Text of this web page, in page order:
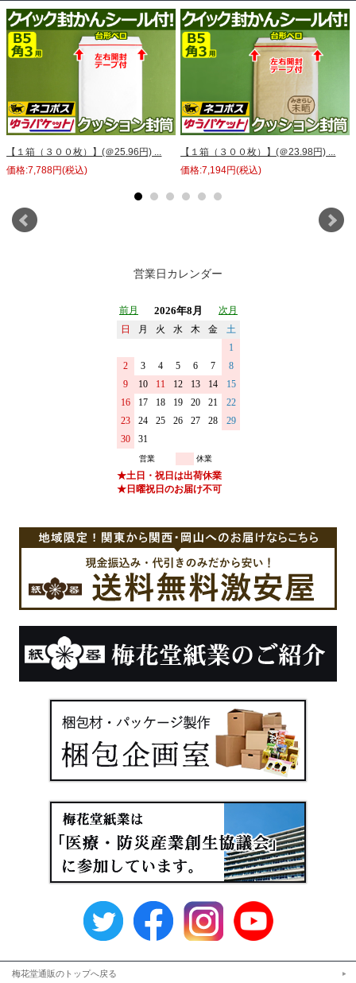
【１箱（３００枚）】(＠25.96円) ...
価格:7,788円(税込)
【１箱（３００枚）】(＠23.98円) ...
価格:7,194円(税込)
営業日カレンダー
梅花堂通販のトップへ戻る